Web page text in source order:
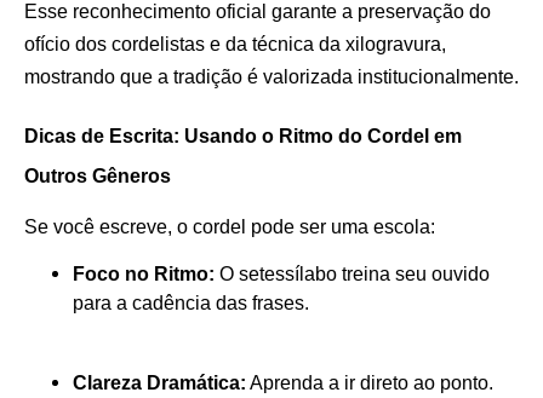
Esse reconhecimento oficial garante a preservação do
ofício dos cordelistas e da técnica da xilogravura,
mostrando que a tradição é valorizada institucionalmente.
Dicas de Escrita: Usando o Ritmo do Cordel em
Outros Gêneros
Se você escreve, o cordel pode ser uma escola:
Foco no Ritmo: O setessílabo treina seu ouvido
para a cadência das frases.
Clareza Dramática: Aprenda a ir direto ao ponto.